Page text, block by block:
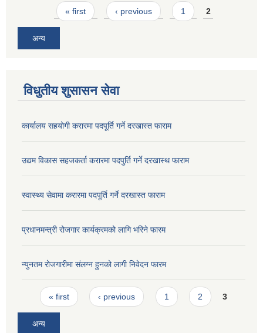
Pages« first ‹ previous 1 2
अन्य
विधुतीय शुसासन सेवा
कार्यालय सहयोगी करारमा पदपूर्ति गर्ने दरखास्त फाराम
उद्यम विकास सहजकर्ता करारमा पदपुर्ति गर्ने दरखास्थ फाराम
स्वास्थ्य सेवामा करारमा पदपूर्ति गर्ने दरखास्त फाराम
प्रधानमन्त्री रोजगार कार्यक्रमको लागि भरिने फारम
न्युनतम रोजगारीमा संलग्न हुनको लागी निवेदन फारम
Pages
« first ‹ previous 1 2 3
अन्य